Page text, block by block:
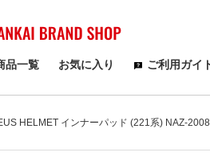
検索
品一覧 お気に入り ご利用ガイ
HELMET インナーパッド (221系) NAZ-